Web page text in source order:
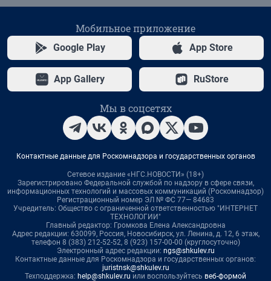
Мобильное приложение
Google Play App Store
App Gallery RuStore
Мы в соцсетях
Контактные данные для Роскомнадзора и государственных органов
Сетевое издание «НГС.НОВОСТИ» (18+)
Зарегистрировано Федеральной службой по надзору в сфере связи,
информационных технологий и массовых коммуникаций (Роскомнадзор)
Регистрационный номер ЭЛ № ФС 77— 84683
Учредитель: Общество с ограниченной ответственностью "ИНТЕРНЕТ
ТЕХНОЛОГИИ"
Главный редактор: Громкова Елена Александровна
Адрес редакции: 630099, Россия, Новосибирск, ул. Ленина, д. 12, 6 этаж,
телефон 8 (383) 212-52-52, 8 (923) 157-00-00 (круглосуточно)
Электронный адрес редакции: ngs@shkulev.ru
Контактные данные для Роскомнадзора и государственных органов:
juristnsk@shkulev.ru
Техподдержка: help@shkulev.ru или воспользуйтесь веб-формой